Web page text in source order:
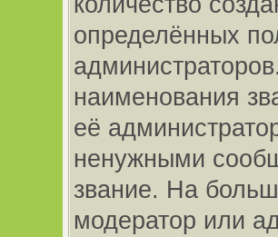
определённых
наименования
её
ненужными
звание. На
модератор или